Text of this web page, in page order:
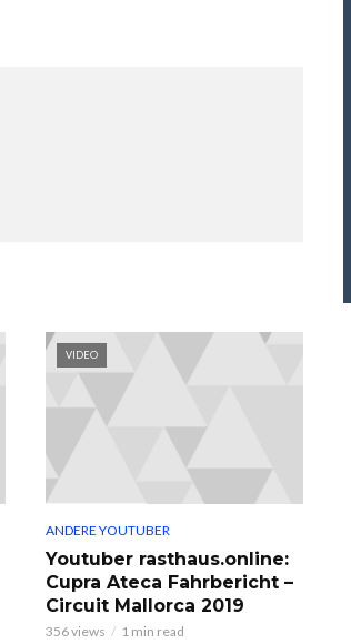
VIDEO
ANDERE YOUTUBER
Youtuber rasthaus.online:
Cupra Ateca Fahrbericht –
Circuit Mallorca 2019
356 views 1 min read